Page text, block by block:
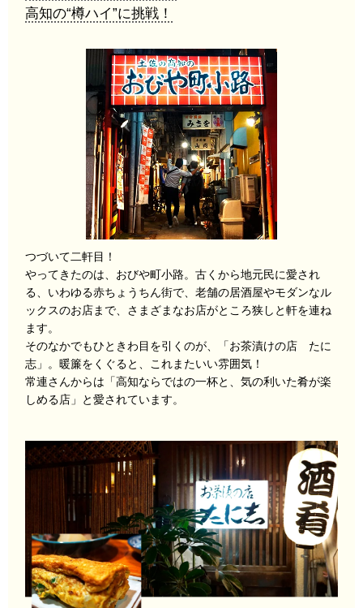
高知の“樽ハイ”に挑戦！
つづいて二軒目！
やってきたのは、おびや町小路。古くから地元民に愛され
る、いわゆる赤ちょうちん街で、老舗の居酒屋やモダンなル
ックスのお店まで、さまざまなお店がところ狭しと軒を連ね
ます。
そのなかでもひときわ目を引くのが、「お茶漬けの店 たに
志」。暖簾をくぐると、これまたいい雰囲気！
常連さんからは「高知ならではの一杯と、気の利いた肴が楽
しめる店」と愛されています。